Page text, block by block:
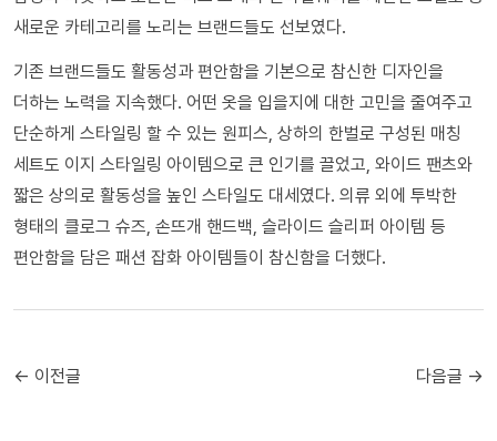
새로운 카테고리를 노리는 브랜드들도 선보였다.
기존 브랜드들도 활동성과 편안함을 기본으로 참신한 디자인을
더하는 노력을 지속했다. 어떤 옷을 입을지에 대한 고민을 줄여주고
단순하게 스타일링 할 수 있는 원피스, 상하의 한벌로 구성된 매칭
세트도 이지 스타일링 아이템으로 큰 인기를 끌었고, 와이드 팬츠와
짧은 상의로 활동성을 높인 스타일도 대세였다. 의류 외에 투박한
형태의 클로그 슈즈, 손뜨개 핸드백, 슬라이드 슬리퍼 아이템 등
편안함을 담은 패션 잡화 아이템들이 참신함을 더했다.
← 이전글 다음글 →